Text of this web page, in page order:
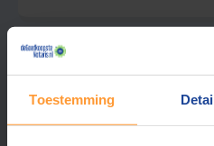
Toestemming